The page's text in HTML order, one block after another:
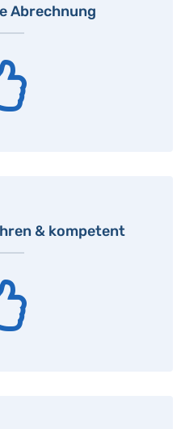
Abrechnung
& kompetent